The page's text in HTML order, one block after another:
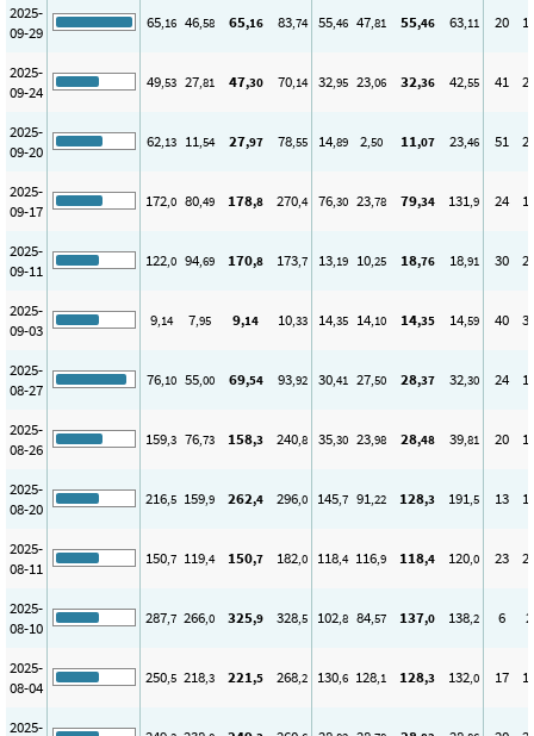
2025-
09-29
65,16 46,58 65,16 83,74 55,46 47,81 55,46 63,11 20
2025-
09-24
49,53 27,81 47,30 70,14 32,95 23,06 32,36 42,55 41
2025-
09-20
62,13 11,54 27,97 78,55 14,89 2,50 11,07 23,46 51
2025-
09-17
172,0 80,49 178,8 270,4 76,30 23,78 79,34 131,9 24
2025-
09-11
122,0 94,69 170,8 173,7 13,19 10,25 18,76 18,91 30
2025-
09-03
9,14 7,95 9,14 10,33 14,35 14,10 14,35 14,59 40
2025-
08-27
76,10 55,00 69,54 93,92 30,41 27,50 28,37 32,30 24
2025-
08-26
159,3 76,73 158,3 240,8 35,30 23,98 28,48 39,81 20
2025-
08-20
216,5 159,9 262,4 296,0 145,7 91,22 128,3 191,5 13
2025-
08-11
150,7 119,4 150,7 182,0 118,4 116,9 118,4 120,0 23
2025-
08-10
287,7 266,0 325,9 328,5 102,8 84,57 137,0 138,2 6 2
2025-
08-04
250,5 218,3 221,5 268,2 130,6 128,1 128,3 132,0 17
2025-